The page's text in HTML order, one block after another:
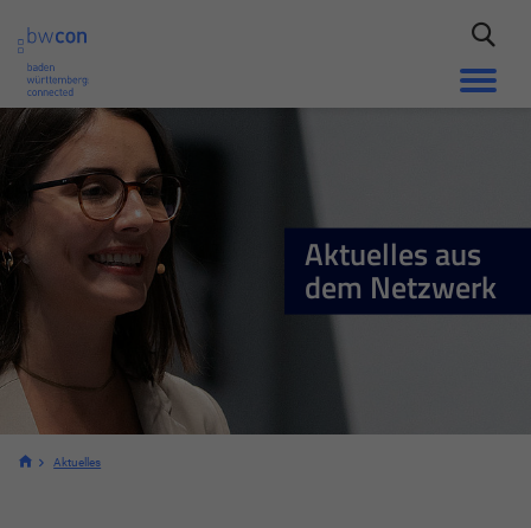
Aktuelles aus
dem Netzwerk
Aktuelles